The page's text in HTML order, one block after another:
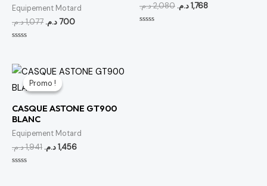
Equipement Motard
1,077د.م. 700د.م.
5
2,080د.م. 1,768د.م.
Promo !
Promo !
CASQUE ASTONE GT900
BLANC
Equipement Motard
1,941د.م.
Le
prix
initial
1,941 د.م..
1,456د.م.
Le
1,456 د.م..